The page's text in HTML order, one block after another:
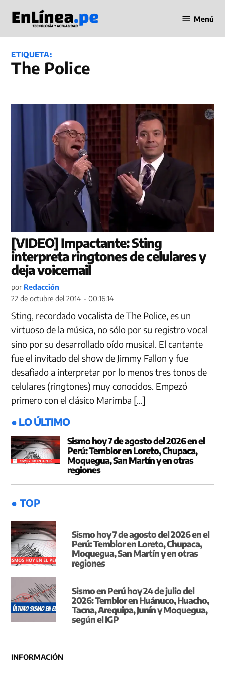
contenido
en Línea
Menú
ETIQUETA:
The Police
[VIDEO] Impactante: Sting
interpreta ringtones de celulares y
deja voicemail
por Redacción
22 de octubre del 2014 - 00:16:14
Sting, recordado vocalista de The Police, es un
virtuoso de la música, no sólo por su registro vocal
sino por su desarrollado oído musical. El cantante
fue el invitado del show de Jimmy Fallon y fue
desafiado a interpretar por lo menos tres tonos de
celulares (ringtones) muy conocidos. Empezó
primero con el clásico Marimba […]
● LO ÚLTIMO
Sismo hoy 7 de agosto del 2026 en el
Perú: Temblor en Loreto, Chupaca,
Moquegua, San Martín y en otras
regiones
● TOP
Sismo hoy 7 de agosto del 2026 en el
Perú: Temblor en Loreto, Chupaca,
Moquegua, San Martín y en otras
regiones
Sismo en Perú hoy 24 de julio del
2026: Temblor en Huánuco, Huacho,
Tacna, Arequipa, Junín y Moquegua,
según el IGP
INFORMACIÓN